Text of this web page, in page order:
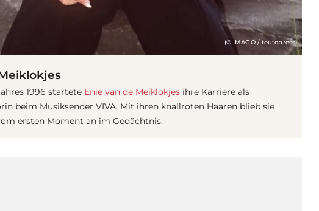
(© IMAGO / teutopress)
1996 startete Enie van de Meiklokjes ihre Karriere als
beim Musiksender VIVA. Mit ihren knallroten Haaren blieb sie
ersten Moment an im Gedächtnis.